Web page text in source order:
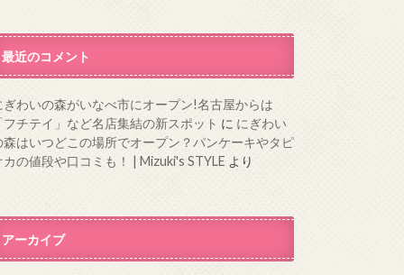
最近のコメント
ぎわいの森がいなべ市にオープン!名古屋からは
フチテイ」など名店集結の新スポット に にぎわい
森はいつどこの場所でオープン？パンケーキやタピ
カの値段や口コミも！ | Mizuki's STYLE より
アーカイブ